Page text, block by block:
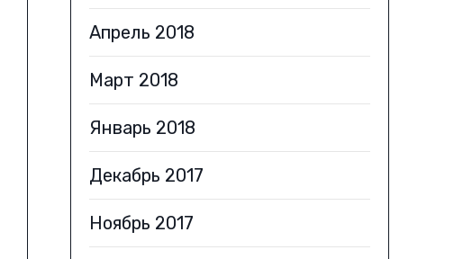
Апрель 2018
Март 2018
Январь 2018
Декабрь 2017
Ноябрь 2017